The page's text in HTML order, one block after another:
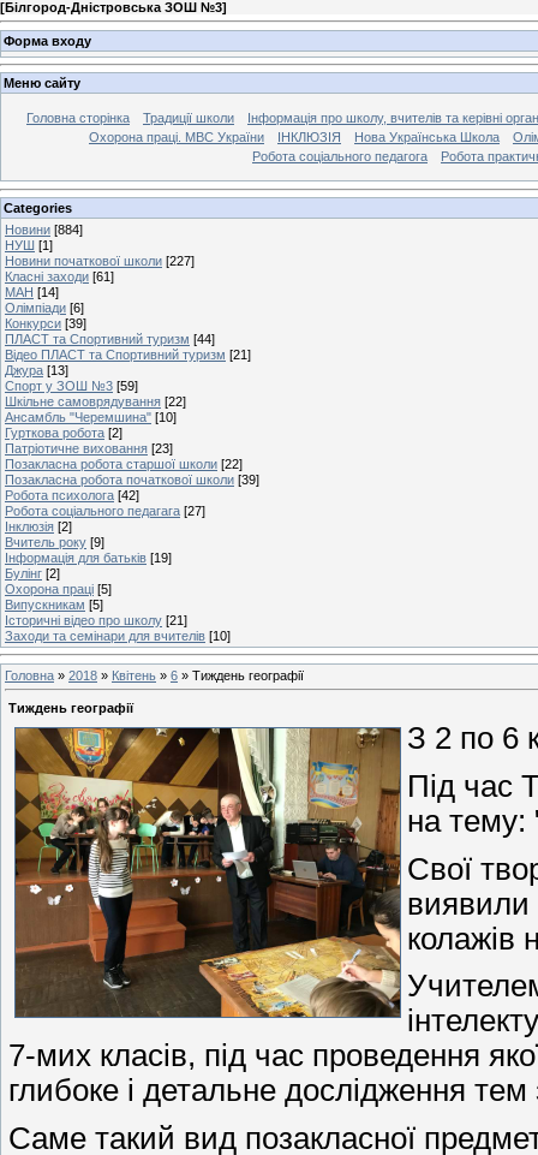
[Білгород-Дністровська ЗОШ №3]
Форма входу
Меню сайту
Головна сторінка Традиції школи
Інформація про школу, вчителів та керівні
Охорона праці. МВС України
ІНКЛЮЗІЯ Нова Українська Школа
Робота соціального педагога
Робота
Categories
Новини [884]
НУШ [1]
Новини початкової школи [227]
Класні заходи [61]
МАН [14]
Олімпіади [6]
Конкурси [39]
ПЛАСТ та Спортивний туризм [44]
Відео ПЛАСТ та Спортивний туризм [21]
Джура [13]
Спорт у ЗОШ №3 [59]
Шкільне самоврядування [22]
Ансамбль "Черемшина" [10]
Гурткова робота [2]
Патріотичне виховання [23]
Позакласна робота старшої школи [22]
Позакласна робота початкової школи [39]
Робота психолога [42]
Робота соціального педагага [27]
Інклюзія [2]
Вчитель року [9]
Інформація для батьків [19]
Булінг [2]
Охорона праці [5]
Випускникам [5]
Історичні відео про школу [21]
Заходи та семінари для вчителів [10]
Головна » 2018 » Квітень » 6 » Тиждень географії
Тиждень географії
З 2 по 6
Під час
на тему:
Свої
виявили
колажів
7-мих класів, під час проведення
глибоке і детальне дослідження тем
Саме такий вид позакласної